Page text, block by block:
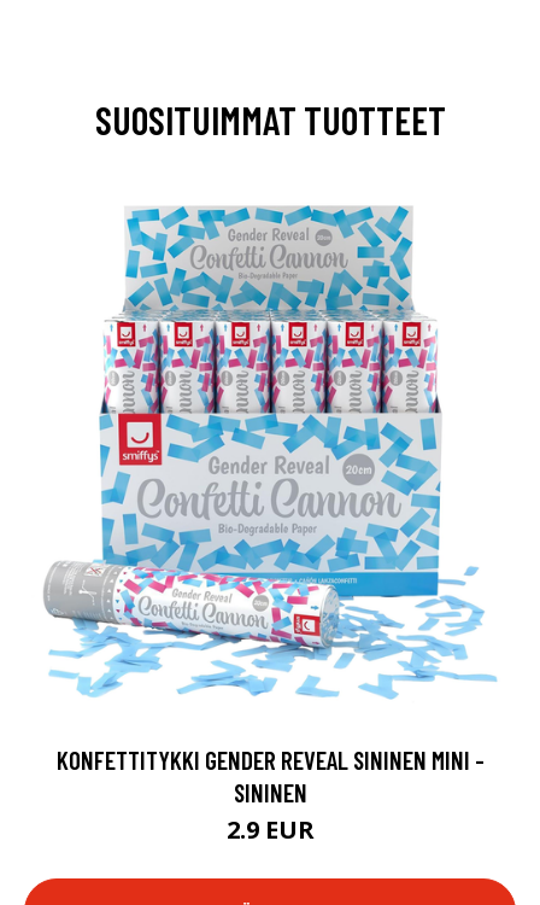
SUOSITUIMMAT TUOTTEET
KONFETTITYKKI GENDER REVEAL SININEN MINI -
SININEN
2.9 EUR